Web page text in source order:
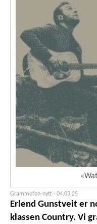
Grammofon-nytt · 04.03.25
Erlend Gunstveit er
klassen Country. Vi